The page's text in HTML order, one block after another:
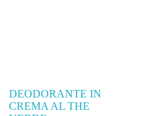
DEODORANTE IN
CREMA AL THE